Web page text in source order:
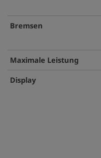
Bremsen
Maximale Leistung
Display